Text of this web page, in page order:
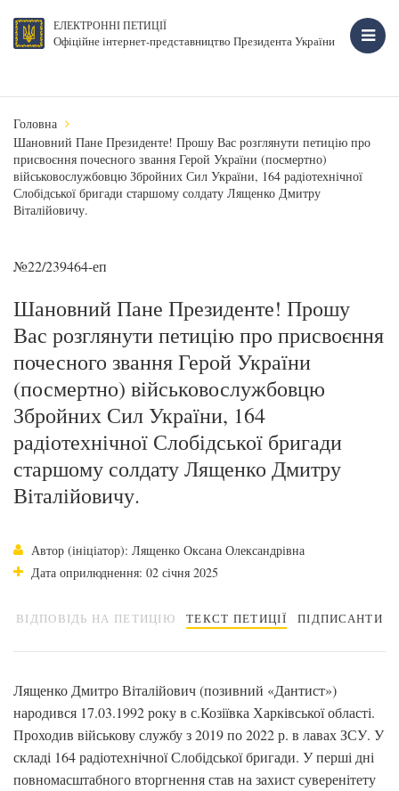
ЕЛЕКТРОННІ ПЕТИЦІЇ
Офіційне інтернет-представництво Президента України
Головна
Шановний Пане Президенте! Прошу Вас розглянути петицію про
присвоєння почесного звання Герой України (посмертно)
військовослужбовцю Збройних Сил України, 164 радіотехнічної
Слобідської бригади старшому солдату Лященко Дмитру
Віталійовичу.
№22/239464-еп
Шановний Пане Президенте! Прошу
Вас розглянути петицію про присвоєння
почесного звання Герой України
(посмертно) військовослужбовцю
Збройних Сил України, 164
радіотехнічної Слобідської бригади
старшому солдату Лященко Дмитру
Віталійовичу.
Автор (ініціатор): Лященко Оксана Олександрівна
Дата оприлюднення: 02 січня 2025
ВІДПОВІДЬ НА ПЕТИЦІЮ ТЕКСТ ПЕТИЦІЇ ПІДПИСАНТИ
Лященко Дмитро Віталійович (позивний «Дантист»)
народився 17.03.1992 року в с.Козіївка Харківської області.
Проходив військову службу з 2019 по 2022 р. в лавах ЗСУ. У
складі 164 радіотехнічної Слобідської бригади. У перші дні
повномасштабного вторгнення став на захист суверенітету